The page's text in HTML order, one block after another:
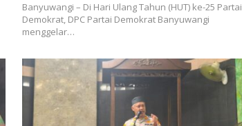
Banyuwangi – Di Hari Ulang Tahun (HUT) ke-25 Partai
Demokrat, DPC Partai Demokrat Banyuwangi
menggelar…